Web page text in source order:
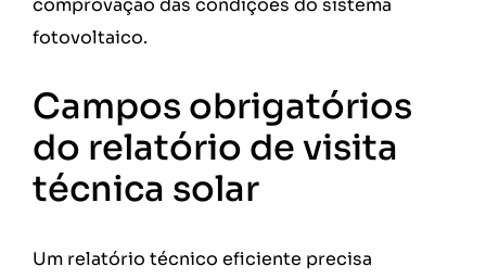
fotovoltaico.
Campos obrigatórios
do relatório de visita
técnica solar
Um relatório técnico eficiente precisa